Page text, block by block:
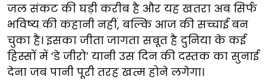
जल संकट की घड़ी करीब है और यह खतरा अब सिर्फ
भविष्य की कहानी नहीं, बल्कि आज की सच्चाई बन
चुका है। इसका जीता जागता सबूत है दुनिया के कई
हिस्सों में ‘डे जीरो’ यानी उस दिन की दस्तक का सुनाई
देना जब पानी पूरी तरह खत्म होने लगेगा।